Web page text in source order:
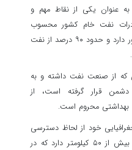
عنوان یکی از نقاط مهم و
نفت خام کشور محسوب
می‌شود و نقش مهمی در اقتصاد کشور دارد و حدود ۹۰ درصد از نفت
که از صنعت نفت داشته و به
قرار گرفته است، از
بهداشتی محروم است.
خود از لحاظ دسترسی
به نزدیک‌ترین مرکز درمانی فاصله‌ای بیش از ۵۰ کیلومتر دارد که در